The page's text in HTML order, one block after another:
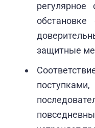
обстановке
защитные